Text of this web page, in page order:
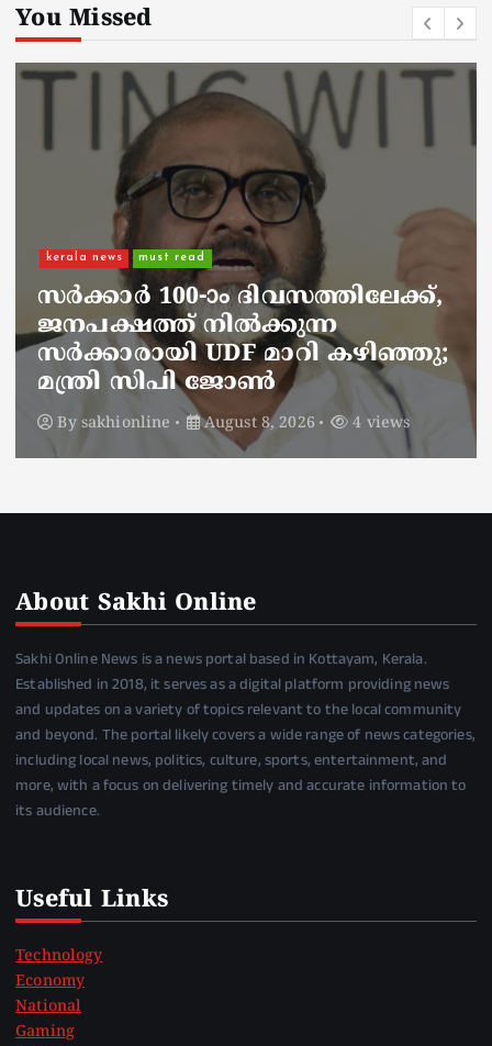
You Missed
must read
നാടെങ്ങും പൊലീസ് തിരയുന്നു,
ചായകുടിക്കാൻ എടപ്പാളിലെത്തി
അർജുൻ ആയങ്കി;
സഞ്ചരിക്കുന്നത് വാഹനങ്ങൾ
മാറ്റി
By sakhionline August 8, 2026 6 views
About Sakhi Online
Sakhi Online News is a news portal based in Kottayam, Kerala.
Established in 2018, it serves as a digital platform providing news
and updates on a variety of topics relevant to the local community
and beyond. The portal likely covers a wide range of news categories,
including local news, politics, culture, sports, entertainment, and
more, with a focus on delivering timely and accurate information to
its audience.
Useful Links
Technology
Economy
National
Gaming